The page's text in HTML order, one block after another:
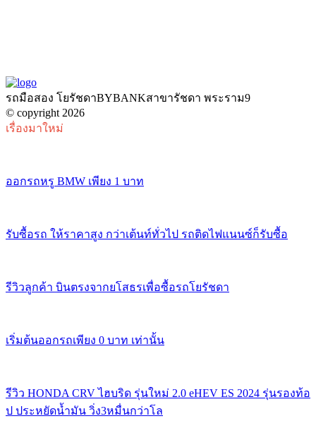
รถมือสอง โยรัชดาBYBANKสาขารัชดา พระราม9
© copyright 2026
เรื่องมาใหม่
ออกรถหรู BMW เพียง 1 บาท
รับซื้อรถ ให้ราคาสูง กว่าเต้นท์ทั่วไป รถติดไฟแนนซ์ก็รับซื้อ
รีวิวลูกค้า บินตรงจากยโสธรเพื่อซื้อรถโยรัชดา
เริ่มต้นออกรถเพียง 0 บาท เท่านั้น
รีวิว HONDA CRV ไฮบริด รุ่นใหม่ 2.0 eHEV ES 2024 รุ่นรองท้อ
ป ประหยัดน้ำมัน วิ่ง3หมื่นกว่าโล